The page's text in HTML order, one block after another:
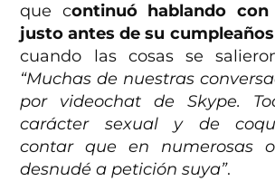
que continuó hablando
justo antes de su cumpleaños
cuando las cosas se
“Muchas de nuestras
por videochat de Skype.
carácter sexual y de
contar que en numerosas
desnudé a petición suya”.